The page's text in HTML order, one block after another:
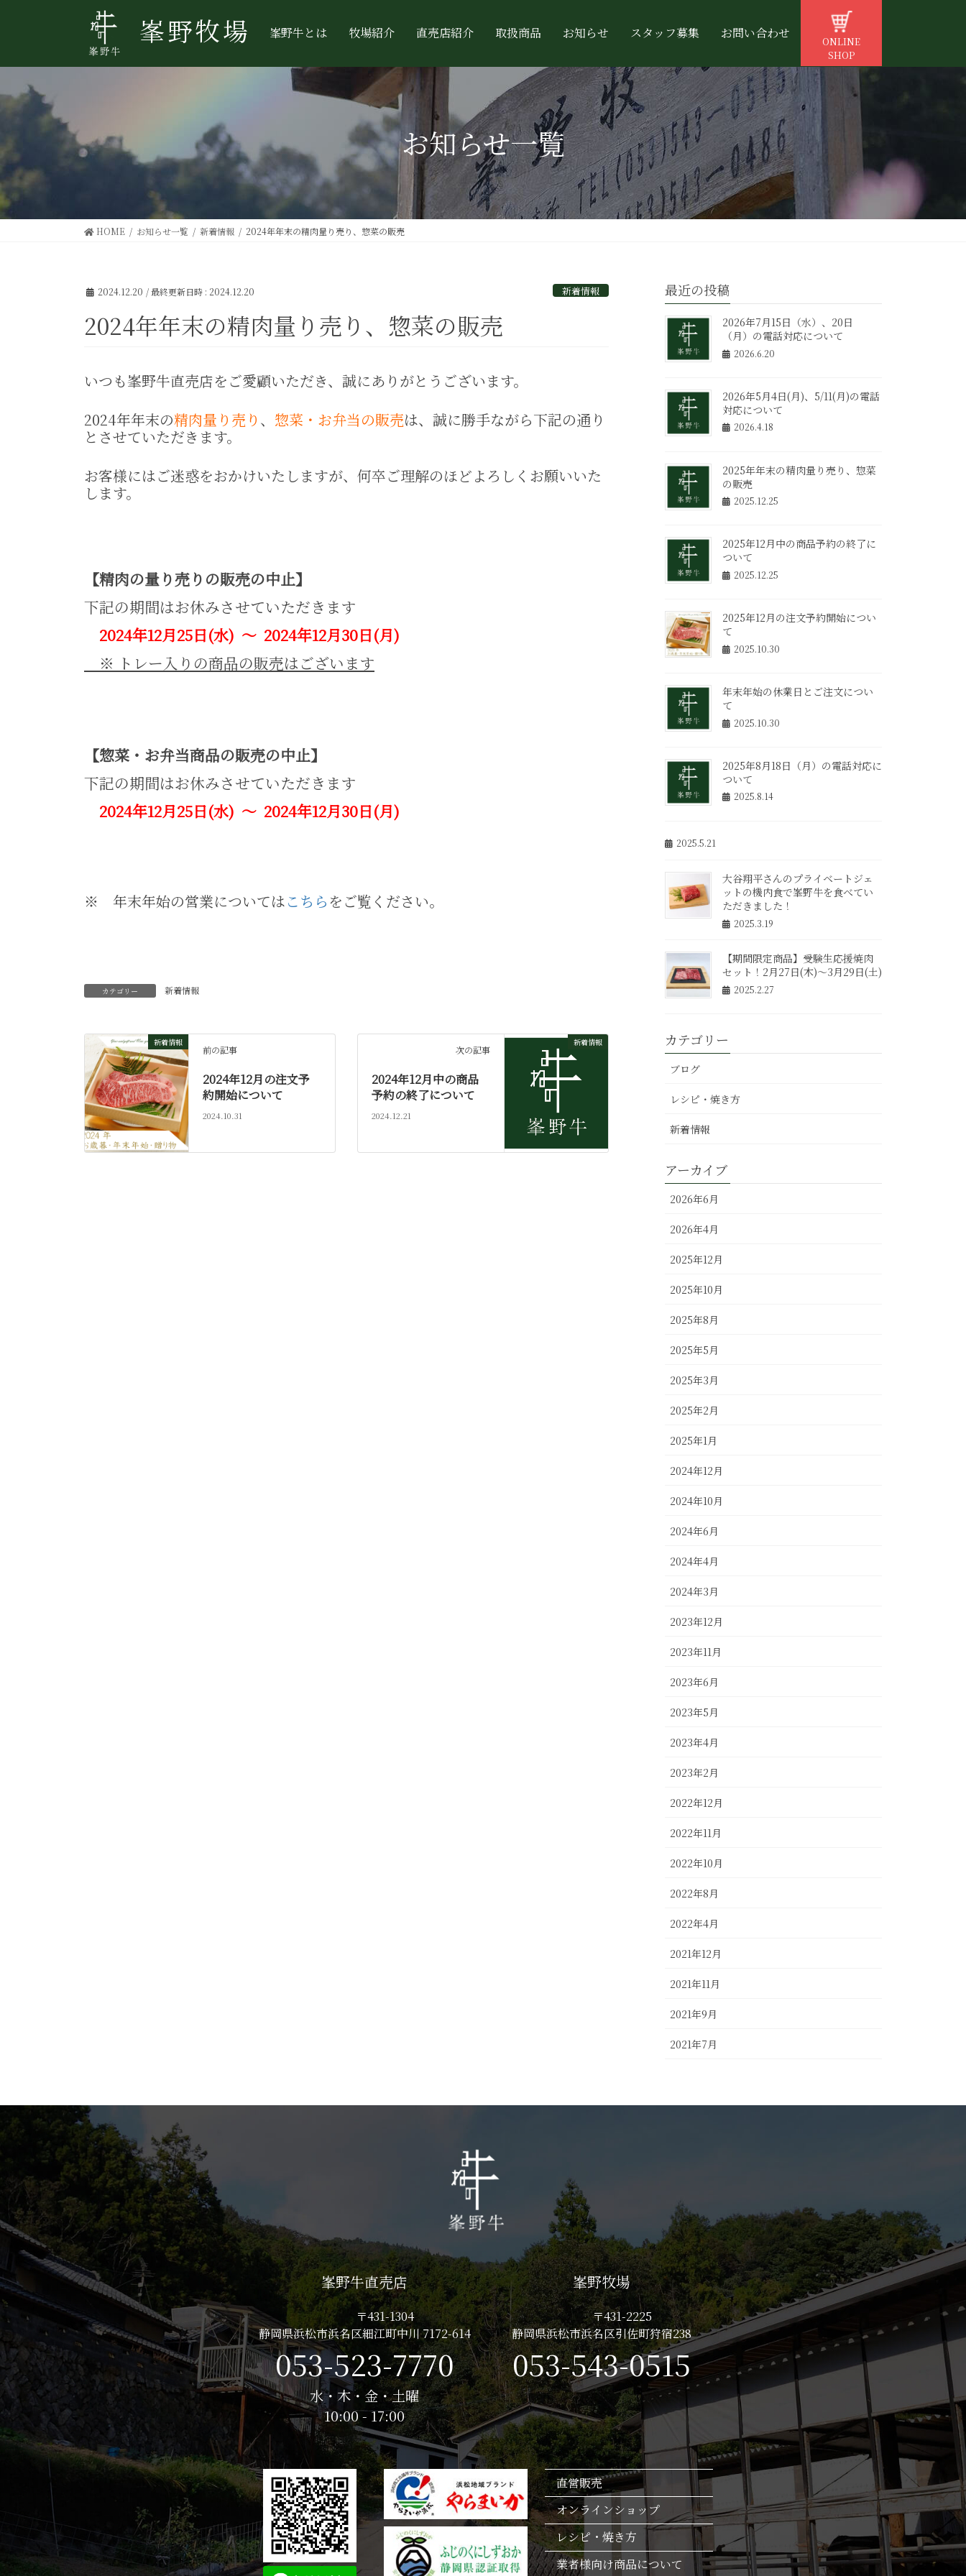
へ
ス
ッ
プ
ョ
ン
移
動
峯野牧場 峯野牛とは 牧場紹介 直売店紹介 取扱商品 お知らせ スタッフ募集 お問い合わせ
ONLINE
SHOP
お知らせ一覧
HOME お知らせ一覧 新着情報 2024年年末の精肉量り売り、惣菜の販売
2024.12.20 / 最終更新日時 : 2024.12.20 新着情報
2024年年末の精肉量り売り、惣菜の販売
いつも峯野牛直売店をご愛顧いただき、誠にありがとうございます。
2024年年末の精肉量り売り 、 惣菜・お弁当の販売は、誠に勝手ながら下記の通り
とさせていただきます。
お客様にはご迷惑をおかけいたしますが、何卒ご理解のほどよろしくお願いいた
します。
【精肉の量り売りの販売の中止】
下記の期間はお休みさせていただきます
2024年12月25日(水) ～ 2024年12月30日(月)
※ トレー入りの商品の販売はございます
【惣菜・お弁当商品の販売の中止】
下記の期間はお休みさせていただきます
2024年12月25日(水) ～ 2024年12月30日(月)
※ 年末年始の営業についてはこちら をご覧ください。
カテゴリー 新着情報
新着情報
前の記事
2024年12月の注文予
約開始について
2024.10.31
新着情報
次の記事
2024年12月中の商品
予約の終了について
2024.12.21
最近の投稿
2026年7月15日（水）、20日
（月）の電話対応について
2026.6.20
2026年5月4日(月)、5/11(月)の電話
対応について
2026.4.18
2025年年末の精肉量り売り、惣菜
の販売
2025.12.25
2025年12月中の商品予約の終了に
ついて
2025.12.25
2025年12月の注文予約開始につい
て
2025.10.30
年末年始の休業日とご注文につい
て
2025.10.30
2025年8月18日（月）の電話対応に
ついて
2025.8.14
2025.5.21
大谷翔平さんのプライベートジェ
ットの機内食で峯野牛を食べてい
ただきました！
2025.3.19
【期間限定商品】受験生応援焼肉
セット！2月27日(木)～3月29日(土)
2025.2.27
カテゴリー
ブログ
レシピ・焼き方
新着情報
アーカイブ
2026年6月
2026年4月
2025年12月
2025年10月
2025年8月
2025年5月
2025年3月
2025年2月
2025年1月
2024年12月
2024年10月
2024年6月
2024年4月
2024年3月
2023年12月
2023年11月
2023年6月
2023年5月
2023年4月
2023年2月
2022年12月
2022年11月
2022年10月
2022年8月
2022年4月
2021年12月
2021年11月
2021年9月
2021年7月
峯野牛直売店
〒431-1304
静岡県浜松市浜名区細江町中川 7172-614
053-523-7770
水・木・金・土曜
10:00 - 17:00
峯野牧場
〒431-2225
静岡県浜松市浜名区引佐町狩宿238
053-543-0515
直営販売
オンラインショップ
レシピ・焼き方
業者様向け商品について